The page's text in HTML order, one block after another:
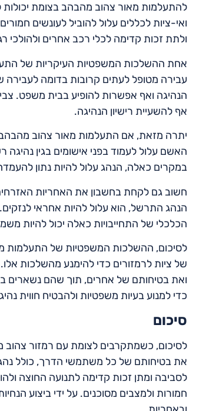
להתעלמות מאור צהוב מהבהב בצומת
ואי-ציות לכללים עלול להוביל לעונשים
ולתת זכות קדימה לכלי רכב אחרים
אחת ההשלכות המשפטיות העיקריות של
עבירה מטופל לעתים קרובות בדומה לעבירה
הנהיגה ואף אפשרות להופיע בבית משפט.
אף להשעיית רישיון הנהיגה.
יתרה מזאת, אם התעלמות מאור צהוב מהבהב
האשם עלול לעמוד בפני אישומים בגין נהיגה
במקרים כאלה, הנהג עלול להיות נתון
חשוב גם לקחת בחשבון את האחריות
הנהג התרשל, הוא עלול להיות אחראי לנזקים.
הכלכלי של התחייבויות כאלה יכול להיות
לסיכום, ההשלכות המשפטיות של התעלמות
של ציות לרמזורים כדי להימנע מהשלכות
ואת בטיחותם של אחרים, תוך שהם נשארים
כדי למנוע בעיות משפטיות ולהבטיח חווית
סיכום
לסיכום, כשמתקרבים לצומת עם רמזור צהוב
את בטיחותם של כל משתמשי הדרך, כולל
לסביבה ומתן זכות קדימה לתנועה החוצה
חמורות ולמצבים מסוכנים. על ידי ביצוע